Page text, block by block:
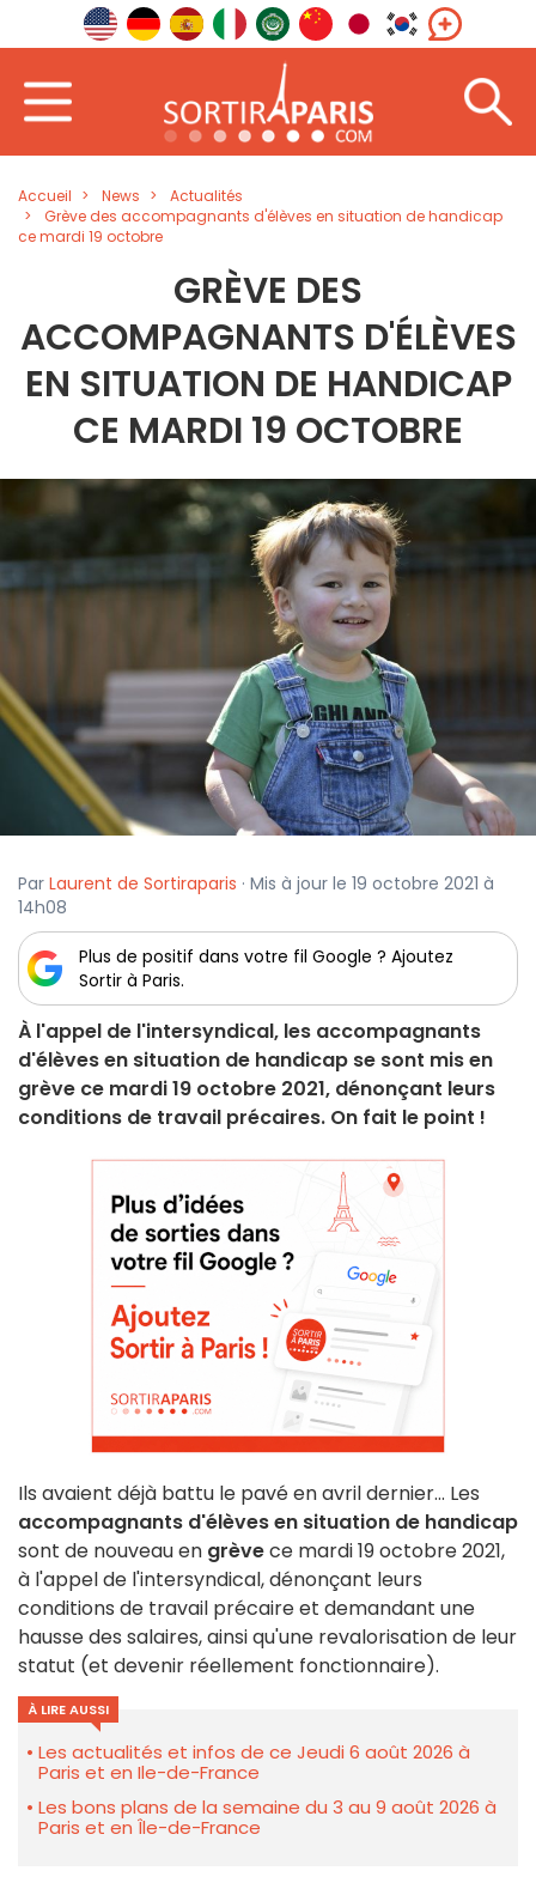
Accueil News
Actualités
Grève des accompagnants d'élèves en situation de handicap
ce mardi 19 octobre
GRÈVE DES
ACCOMPAGNANTS D'ÉLÈVES
EN SITUATION DE HANDICAP
CE MARDI 19 OCTOBRE
Par Laurent de Sortiraparis · Mis à jour le 19 octobre 2021 à
14h08
Plus de positif dans votre fil Google ? Ajoutez
Sortir à Paris.
À l'appel de l'intersyndical, les accompagnants
d'élèves en situation de handicap se sont mis en
grève ce mardi 19 octobre 2021, dénonçant leurs
conditions de travail précaires. On fait le point !
Ils avaient déjà battu le pavé en avril dernier... Les
accompagnants d'élèves en situation de handicap
sont de nouveau en grèvece mardi 19 octobre 2021,
à l'appel de l'intersyndical, dénonçant leurs
conditions de travail précaire et demandant une
hausse des salaires, ainsi qu'une revalorisation de leur
statut (et devenir réellement fonctionnaire).
À LIRE AUSSI
Les actualités et infos de ce Jeudi 6 août 2026 à
Paris et en Ile-de-France
Les bons plans de la semaine du 3 au 9 août 2026 à
Paris et en Île-de-France